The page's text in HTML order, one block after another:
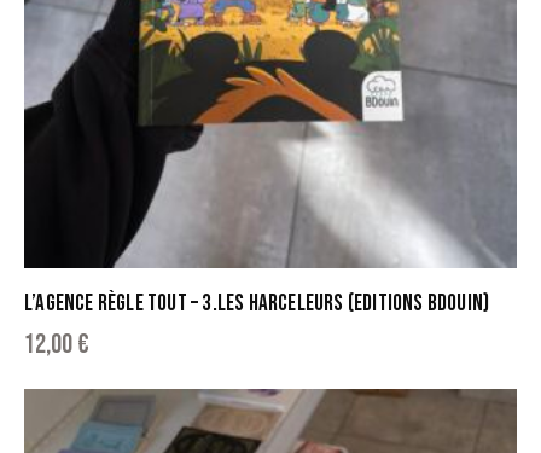
L’AGENCE RÈGLE TOUT – 3.LES HARCELEURS (EDITIONS BDOUIN)
12,00€